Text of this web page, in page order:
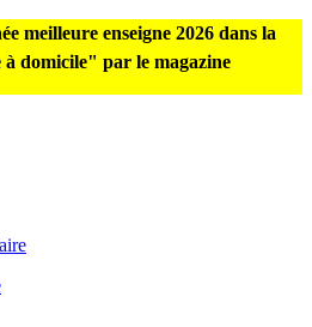
meilleure enseigne 2026 dans la
domicile" par le magazine